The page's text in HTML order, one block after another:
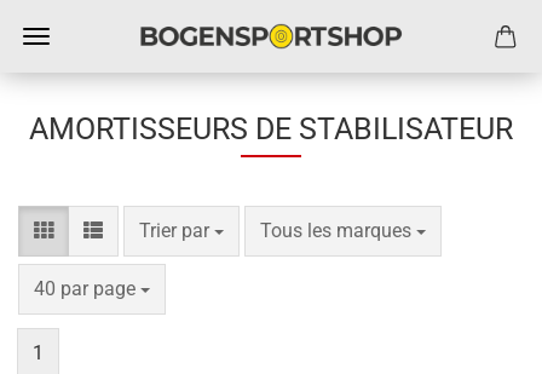
AMORTISSEURS DE STABILISATEUR
Trier par
Trier par Tous les marques
par page
40 par page
par page
1